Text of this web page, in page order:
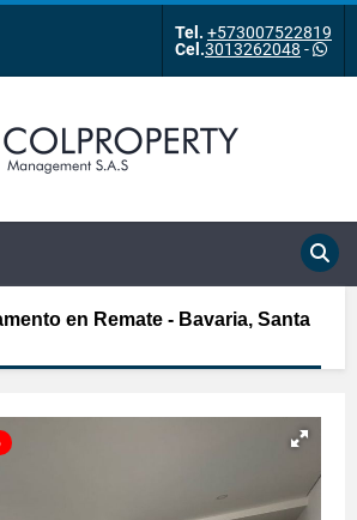
Tel. +573007522819
Cel.3013262048 -
en Remate - Bavaria, Santa